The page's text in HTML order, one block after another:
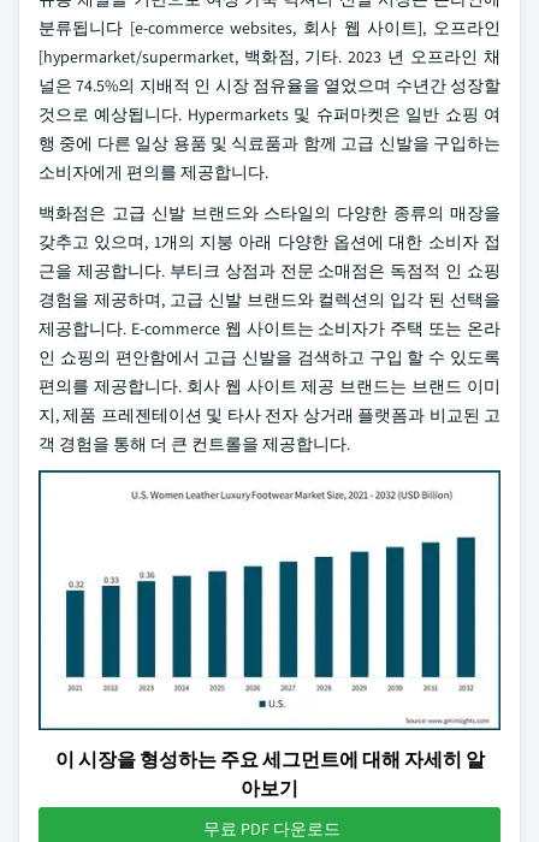
분류됩니다 [e-commerce websites, 회사 웹 사이트], 오프라인
[hypermarket/supermarket, 백화점, 기타. 2023 년 오프라인 채
널은 74.5%의 지배적 인 시장 점유율을 열었으며 수년간 성장할
것으로 예상됩니다. Hypermarkets 및 슈퍼마켓은 일반 쇼핑 여
행 중에 다른 일상 용품 및 식료품과 함께 고급 신발을 구입하는
소비자에게 편의를 제공합니다.
백화점은 고급 신발 브랜드와 스타일의 다양한 종류의 매장을
갖추고 있으며, 1개의 지붕 아래 다양한 옵션에 대한 소비자 접
근을 제공합니다. 부티크 상점과 전문 소매점은 독점적 인 쇼핑
경험을 제공하며, 고급 신발 브랜드와 컬렉션의 입각 된 선택을
제공합니다. E-commerce 웹 사이트는 소비자가 주택 또는 온라
인 쇼핑의 편안함에서 고급 신발을 검색하고 구입 할 수 있도록
편의를 제공합니다. 회사 웹 사이트 제공 브랜드는 브랜드 이미
지, 제품 프레젠테이션 및 타사 전자 상거래 플랫폼과 비교된 고
객 경험을 통해 더 큰 컨트롤을 제공합니다.
이 시장을 형성하는 주요 세그먼트에 대해 자세히 알
아보기
무료 PDF 다운로드